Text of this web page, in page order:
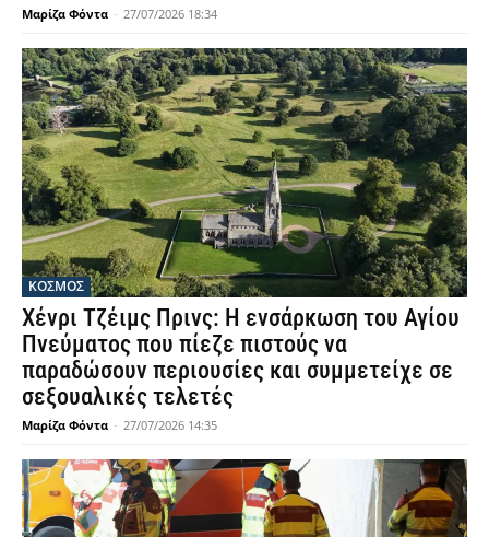
Μαρίζα Φόντα - 27/07/2026 18:34
ΚΟΣΜΟΣ
Χένρι Τζέιμς Πρινς: Η ενσάρκωση του Αγίου
Πνεύματος που πίεζε πιστούς να
παραδώσουν περιουσίες και συμμετείχε σε
σεξουαλικές τελετές
Μαρίζα Φόντα - 27/07/2026 14:35